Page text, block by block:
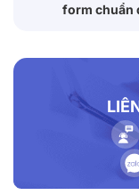
form chuẩn